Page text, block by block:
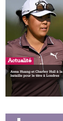
Actualité
Anna Huang et Charley Hull à la
bataille pour le titre à Londres